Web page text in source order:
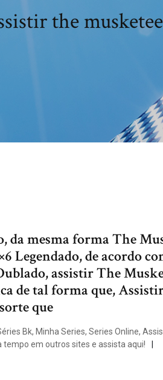
the
da mesma forma The
Legendado, de acordo
assistir The
de tal forma que,
que
Bk, Minha Series, Series Online,
em outros sites e assista aqui!